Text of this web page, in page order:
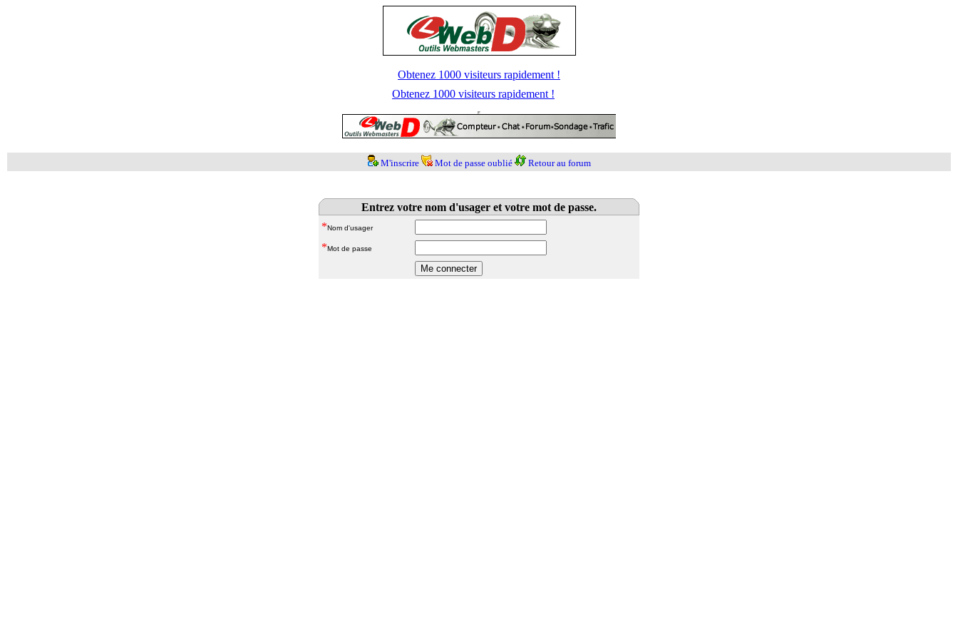
Obtenez 1000 visiteurs rapidement !
Obtenez 1000 visiteurs rapidement !
M'inscrire Mot de passe oublié Retour au forum
Entrez votre nom d'usager et votre mot de passe.
*Nom d'usager
*Mot de passe